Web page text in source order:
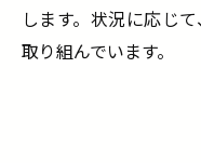
します。状況に応じ
取り組んでいます。